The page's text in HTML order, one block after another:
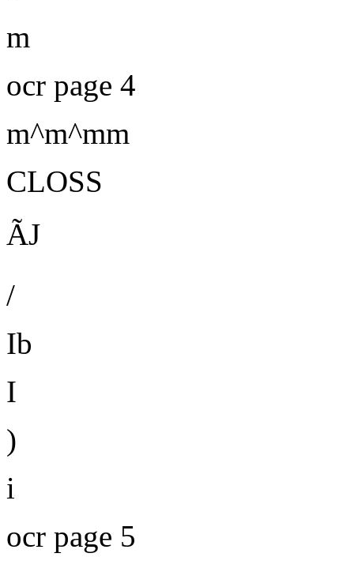
m
ocr page 4
m^m^mm
CLOSS
ÃJ
/
Ib
I
)
i
ocr page 5